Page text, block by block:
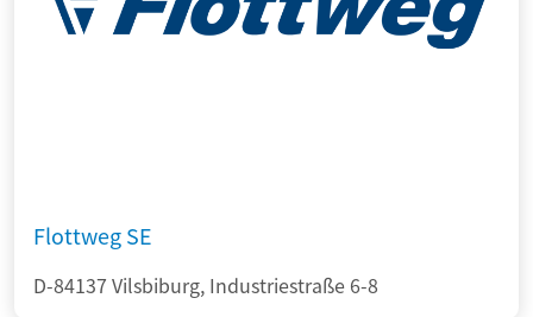
Flottweg SE
D-84137 Vilsbiburg, Industriestraße 6-8